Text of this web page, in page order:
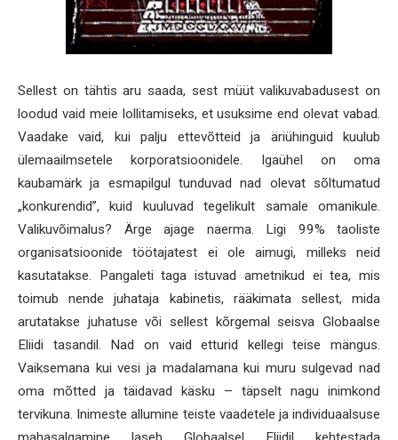
Sellest on tähtis aru saada, sest müüt valikuvabadusest on
loodud vaid meie lollitamiseks, et usuksime end olevat vabad.
Vaadake vaid, kui palju ettevõtteid ja äriühinguid kuulub
ülemaailmsetele korporatsioonidele. Igaühel on oma
kaubamärk ja esmapilgul tunduvad nad olevat sõltumatud
„konkurendid”, kuid kuuluvad tegelikult samale omanikule.
Valikuvõimalus? Ärge ajage naerma. Ligi 99% taoliste
organisatsioonide töötajatest ei ole aimugi, milleks neid
kasutatakse. Pangaleti taga istuvad ametnikud ei tea, mis
toimub nende juhataja kabinetis, rääkimata sellest, mida
arutatakse juhatuse või sellest kõrgemal seisva Globaalse
Eliidi tasandil. Nad on vaid etturid kellegi teise mängus.
Vaiksemana kui vesi ja madalamana kui muru sulgevad nad
oma mõtted ja täidavad käsku – täpselt nagu inimkond
tervikuna. Inimeste allumine teiste vaadetele ja individuaalsuse